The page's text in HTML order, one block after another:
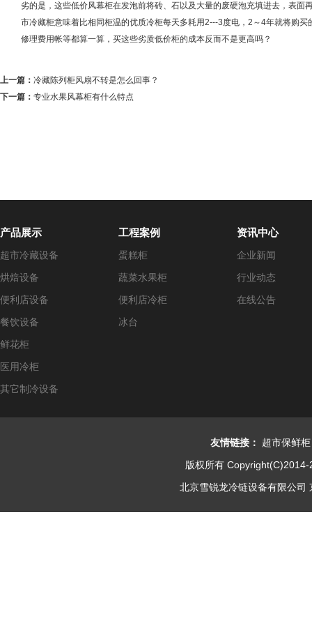
劣的是，这些低价风幕柜在发泡前将砖、石以及大量的废硬泡充填进去，表
市冷藏柜意味着比相同柜温的优质冷柜每天多耗用2---3度电，2～4年就将购
修理费用帐等都算一算，买这些劣质低价柜的成本反而不是更高吗？
上一篇： 冷藏陈列柜风扇不转是怎么回事？
下一篇： 专业水果风幕柜有什么特点
产品展示
超市冷藏设备
烘焙设备
便利店设备
餐饮设备
鲜花柜
医用冷柜
其它制冷设备
工程案例
蛋糕柜
蔬菜水果柜
便利店冷柜
冰台
资讯中心
企业新闻
行业动态
在线公告
友情链接：
超市保鲜柜
版权所有
北京雪锐龙冷链设备有限公司